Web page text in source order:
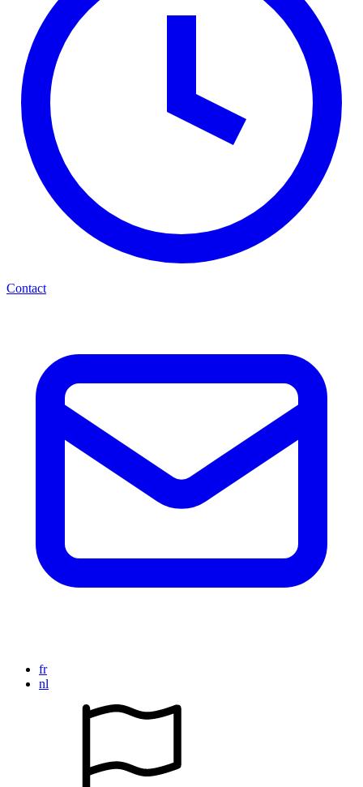
Contact
fr
nl